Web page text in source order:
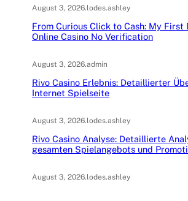
August 3, 2026.lodes.ashley
From Curious Click to Cash: My First
Online Casino No Verification
August 3, 2026.admin
Rivo Casino Erlebnis: Detaillierter
Internet Spielseite
August 3, 2026.lodes.ashley
Rivo Casino Analyse: Detaillierte
gesamten Spielangebots und
August 3, 2026.lodes.ashley